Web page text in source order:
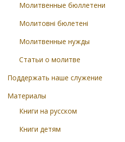
Молитвенные бюллетени
Молитовні бюлетені
Молитвенные нужды
Статьи о молитве
Поддержать наше служение
Материалы
Книги на русском
Книги детям